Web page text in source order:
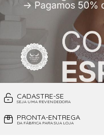
CADASTRE-SE
SEJA UMA REVENDEDORA
PRONTA-ENTREGA
DA FÁBRICA PARA SUA LOJA